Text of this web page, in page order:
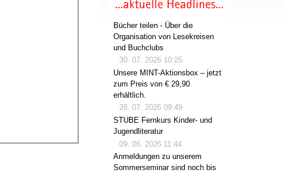
Bücher teilen - Über die
Organisation von Lesekreisen
und Buchclubs
30. 07. 2026 10:25
Unsere MINT-Aktionsbox – jetzt
zum Preis von € 29,90
erhältlich.
28. 07. 2026 09:49
STUBE Fernkurs Kinder- und
Jugendliteratur
09. 06. 2026 11:44
Anmeldungen zu unserem
Sommerseminar sind noch bis